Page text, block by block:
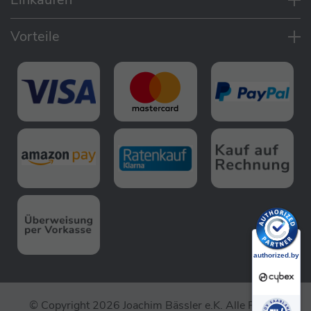
E-Antrieb und Multi-Terrain-Support:
Leichte Steuerung über einen intuitiven
Hebel am Schiebegriff
Wiegefunktion:
Aktivierung per Knopfdruck
Bewegt den E-Kinderwagen automatisch
vor und zurück
Beruhigt das Baby und wiegt es sanft in
den Schlaf, während die Hände frei
bleiben
Benutzeroberfläche:
Geschwindigkeit über den Hebel am
Vorteile
© Copyright 2026 Joachim Bässler e.K. Alle Rechte